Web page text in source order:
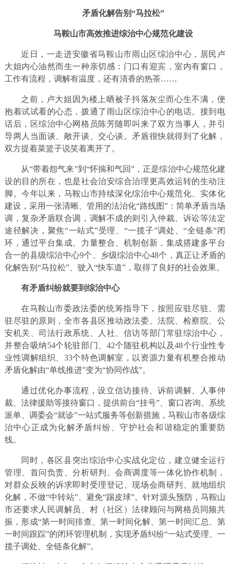
矛盾化解告别“马拉松”
马鞍山市高效推进综治中心规范化建设
近日，一走进安徽省马鞍山市雨山区综治中心，居民卢
大姐内心油然而生一种亲切感：门口有迎宾，室内有窗口，
工作有流程，调解有温度，还有清香的热茶……
之前，卢大姐因为楼上晒被子抖落灰尘而心生不满，便
抱着试试看的心态，拨通了雨山区综治中心的电话。接到电
话后，区综治中心网格员陈芳随即叫来了双方当事人，并引
导两人当面谈、敞开谈、交心谈。矛盾很快就得到了化解，
双方提着菜篮子说笑着离开了。
从“带着怨气来”到“怀揣和气回”，正是综治中心规范化建
设的目的所在，也是社会治安综合治理更高效运转的生动注
脚。今年以来，马鞍山市持续深化综治中心规范化、实体化
建设，采用一张清晰、管用的法治化“路线图”：简单矛盾当场
调，复杂矛盾联合调，调解不成的则引入仲裁、诉讼等法定
途径解决，聚焦“一站式”受理、“一揽子”调处、“全链条”闭
环，通过平台集成、力量整合、机制创新，集成搭建多平台
合一的县级综治中心9个、乡级综治中心48个，真正让矛盾的
化解告别“马拉松”、驶入“快车道”，取得了良好的社会效果。
有矛盾纠纷就要到综治中心
在马鞍山市委政法委的统筹指导下，按照应驻尽驻、需
驻尽驻的原则，全市各县区推动政法委、法院、检察院、公
安机关、司法行政系统、人社、信访等部门常驻综治中心，
并整合吸纳54个轮驻部门、42个随驻机构以及48个行业性专
业性调解组织、33个特色调解室，以资源力量有机整合推动
矛盾化解由“单线推进”变为“协同作战”。
通过优化办事流程，设立信访接待、诉前调解、人事仲
裁、法律援助等接待窗口，提供前台“挂号”、窗口咨询、系统
派单、调委会“就诊”一站式服务等创新措施，马鞍山市各级综
治中心正成为化解矛盾纠纷、守护社会和谐稳定的重要防
线。
同时，各区县突出综治中心实战化定位，建立健全运行
管理、首问负责、分析研判、会商调度等一体化协作机制，
对群众反映的诉求即时受理登记、现场会商研判、就地组织
化解，不做“中转站”、避免“踢皮球”。针对源头预防，马鞍山
市还要求人民调解员、村（社区）法律顾问与网格员同频共
振，形成“第一时间排查、第一时间化解、第一时间汇总、第
一时间跟踪”的闭环管理机制，实现矛盾纠纷“一站式受理、一
揽子调处、全链条化解”。